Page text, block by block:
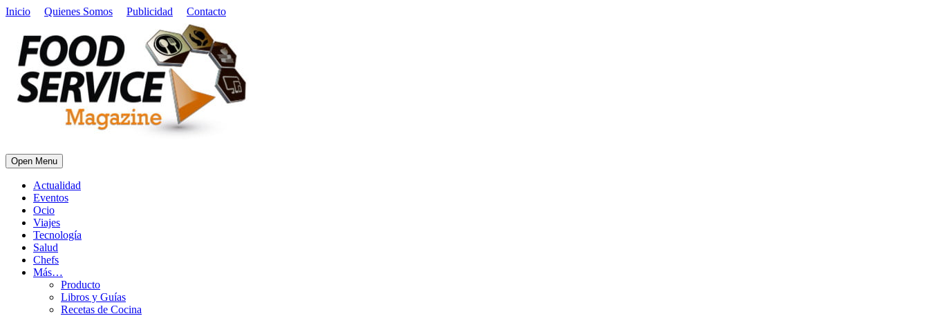
Inicio Quienes Somos Publicidad Contacto
Open Menu
Actualidad
Eventos
Ocio
Viajes
Tecnología
Salud
Chefs
Más…
Producto
Libros y Guías
Recetas de Cocina